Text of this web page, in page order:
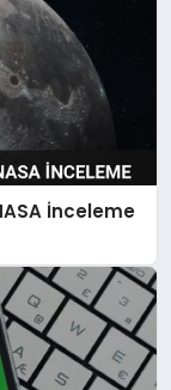
İnceleme